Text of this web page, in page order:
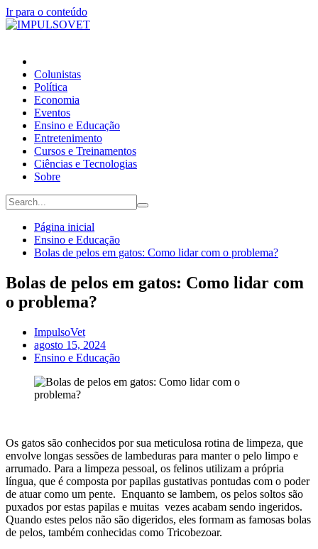
Ir para o conteúdo
Colunistas
Política
Economia
Eventos
Ensino e Educação
Entretenimento
Cursos e Treinamentos
Ciências e Tecnologias
Sobre
Página inicial
Ensino e Educação
Bolas de pelos em gatos: Como lidar com o problema?
Bolas de pelos em gatos: Como lidar com
o problema?
ImpulsoVet
agosto 15, 2024
Ensino e Educação
Os gatos são conhecidos por sua meticulosa rotina de limpeza, que
envolve longas sessões de lambeduras para manter o pelo limpo e
arrumado. Para a limpeza pessoal, os felinos utilizam a própria
língua, que é composta por papilas gustativas pontudas com o poder
de atuar como um pente. Enquanto se lambem, os pelos soltos são
puxados por estas papilas e muitas vezes acabam sendo ingeridos.
Quando estes pelos não são digeridos, eles formam as famosas bolas
de pelos, também conhecidas como Tricobezoar.